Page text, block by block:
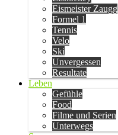
Eismeister Zaugg
Formel 1
Tennis
Velo
Ski
Unvergessen
Resultate
Leben
Gefühle
Food
Filme und Serien
Unterwegs